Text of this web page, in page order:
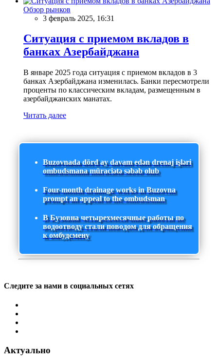
Обзор рынков
3 февраль 2025, 16:31
Ситуация с приемом вкладов в
банках Азербайджана
В январе 2025 года ситуация с приемом вкладов в 3
банках Азербайджана изменилась. Банки пересмотрели
проценты по классическим вкладам, размещенным в
азербайджанских манатах.
Читать далее
Buzovnada dörd ay davam edən drenaj işləri
ombudsmana müraciətə səbəb olub
Four-month drainage works in Buzovna
prompt an appeal to the ombudsman
В Бузовна четырехмесячные работы по
водоотводу стали поводом для обращения
к омбудсмену
Следите за нами в социальных сетях
Актуально